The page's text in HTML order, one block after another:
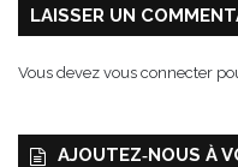
LAISSER UN
Vous devez vous connecter
AJOUTEZ‑NOUS À